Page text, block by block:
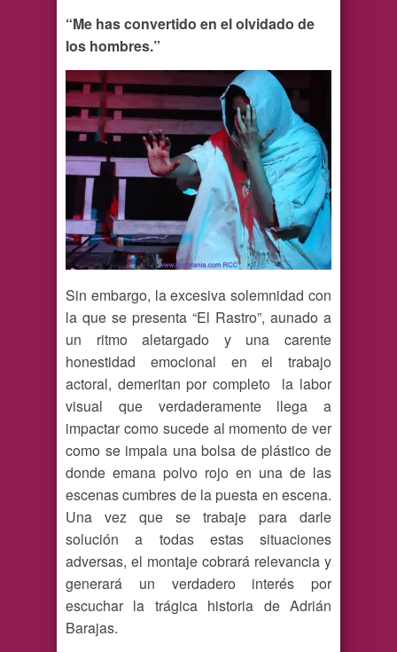
“Me has convertido en el olvidado de
los hombres.”
Sin embargo, la excesiva solemnidad con
la que se presenta “El Rastro”, aunado a
un ritmo aletargado y una carente
honestidad emocional en el trabajo
actoral, demeritan por completo la labor
visual que verdaderamente llega a
impactar como sucede al momento de ver
como se impala una bolsa de plástico de
donde emana polvo rojo en una de las
escenas cumbres de la puesta en escena.
Una vez que se trabaje para darle
solución a todas estas situaciones
adversas, el montaje cobrará relevancia y
generará un verdadero interés por
escuchar la trágica historia de Adrián
Barajas.